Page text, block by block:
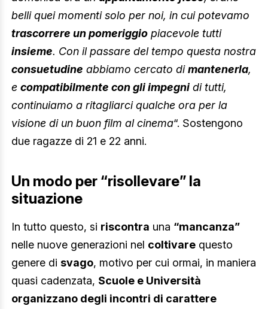
belli quei momenti solo per noi, in cui potevamo
trascorrere un pomeriggio piacevole tutti
insieme. Con il passare del tempo questa nostra
consuetudine abbiamo cercato dimantenerla,
e compatibilmente con gli impegni di tutti,
continuiamo a ritagliarci qualche ora per la
visione di un buon film al cinema“. Sostengono
due ragazze di 21 e 22 anni.
Un modo per “risollevare” la
situazione
In tutto questo, si riscontra una “mancanza”
nelle nuove generazioni nel coltivare questo
genere di svago, motivo per cui ormai, in maniera
quasi cadenzata, Scuole e Università
organizzano degli incontri di carattere